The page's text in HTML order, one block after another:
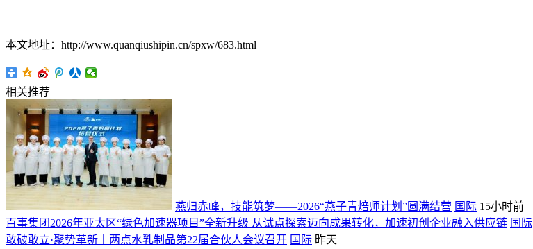
本文地址：http://www.quanqiushipin.cn/spxw/683.html
相关推荐
燕归赤峰，技能筑梦——2026“燕子青焙师计划”圆满结营 国际 15小时前
百事集团2026年亚太区“绿色加速器项目”全新升级 从试点探索迈向成果转化，加速初创企业融入供应链 国际
敢破敢立·聚势革新丨两点水乳制品第22届合伙人会议召开 国际 昨天